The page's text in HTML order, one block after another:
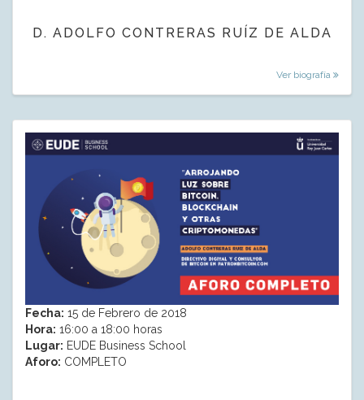
D. ADOLFO CONTRERAS RUÍZ DE ALDA
Ver biografía
Fecha: 15 de Febrero de 2018
Hora: 16:00 a 18:00 horas
Lugar: EUDE Business School
Aforo: COMPLETO